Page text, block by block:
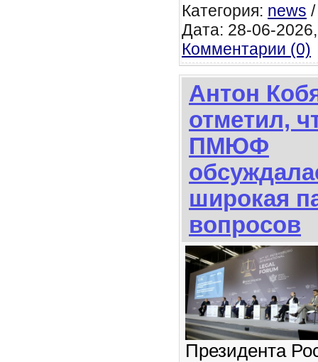
Категория: news
Дата: 28-06-
Комментарии (0)
Антон
отметил,
ПМЮФ
широкая
вопросов
Президента